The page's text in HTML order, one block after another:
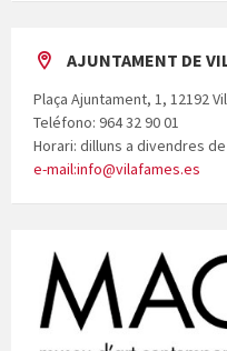
AJUNTAMENT DE
Plaça Ajuntament, 1, 12192
Teléfono: 964 32 90 01
Horari: dilluns a divendres de
e-mail:info@vilafames.es